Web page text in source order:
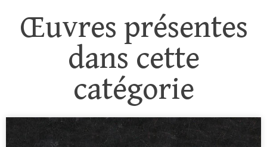
Œuvres présentes
dans cette
catégorie